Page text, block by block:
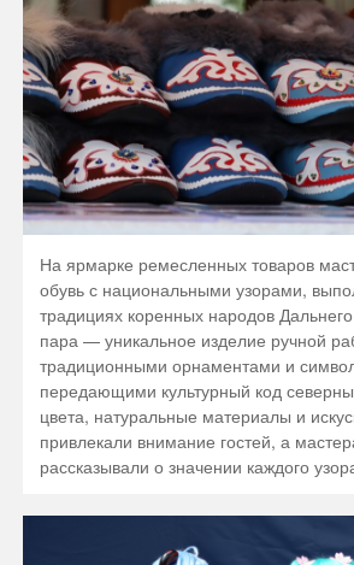
На ярмарке ремесленных товаров
обувь с национальными узорами,
традициях коренных народов
пара — уникальное изделие ручной
традиционными орнаментами и
передающими культурный код
цвета, натуральные материалы и
привлекали внимание гостей, а
рассказывали о значении каждого